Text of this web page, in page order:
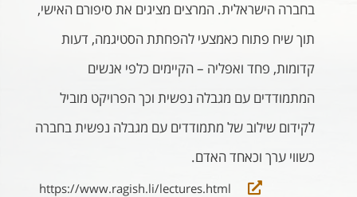
בחברה הישראלית. המרצים מציגים את סיפורם האישי,
תוך שיח פתוח כאמצעי להפחתת הסטיגמה, דעות
קדומות, פחד ואפליה – הקיימים כלפי אנשים
המתמודדים עם מגבלה נפשית וכך הפרויקט מוביל
לקידום שילוב של מתמודדים עם מגבלה נפשית בחברה
כשווי ערך וכאחד האדם.
https://www.ragish.li/lectures.html